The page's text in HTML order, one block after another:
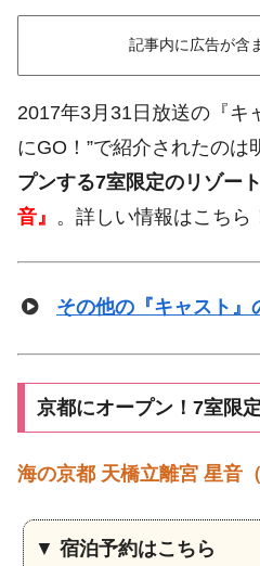
記事内に広告が含
2017年3月31日放送の『キ
にGO！”で紹介されたのは
プンする7室限定のリゾー
音』 。詳しい情報はこちら
その他の『キャスト』
京都にオープン！7室限
海の京都 天橋立離宮 星音
▼ 宿泊予約はこちら